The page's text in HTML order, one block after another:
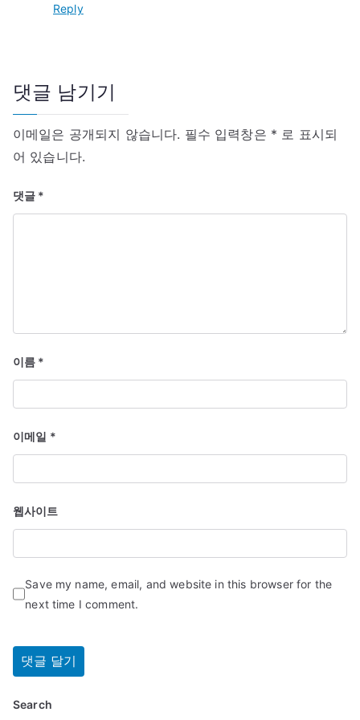
Reply
댓글 남기기
이메일은 공개되지 않습니다. 필수 입력창은 * 로 표시되
어 있습니다.
댓글 *
이름 *
이메일 *
웹사이트
Save my name, email, and website in this browser for the
next time I comment.
Search